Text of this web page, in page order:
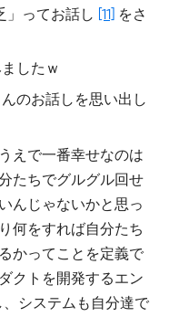
」ってお話し [11] をさ
したｗ
のお話しを思い出し
えで一番幸せなのは
たちでグルグル回せ
んじゃないかと思っ
何をすれば自分たち
かってことを定義で
クトを開発するエン
システムも自分達で